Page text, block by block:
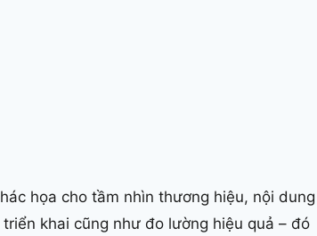
họa cho tầm nhìn thương hiệu, nội dung
khai cũng như đo lường hiệu quả – đó